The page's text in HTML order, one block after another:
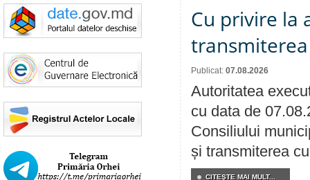
Cu privire la
Publicat: 07.08.2026
Autoritatea
cu data de
Consiliului
și transmiterea
CITEŞTE MAI MULT...